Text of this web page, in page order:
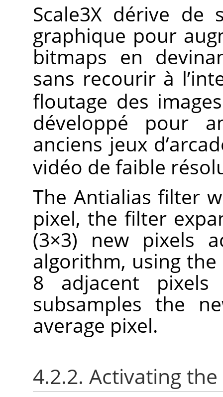
Scale3X dérive de
graphique pour
bitmaps en
sans recourir à
floutage des
développé pour
anciens jeux
vidéo de faible
The Antialias filter
pixel, the filter
(3×3) new pixels
algorithm, using
8 adjacent
subsamples the
average pixel.
4.2.2. Activating